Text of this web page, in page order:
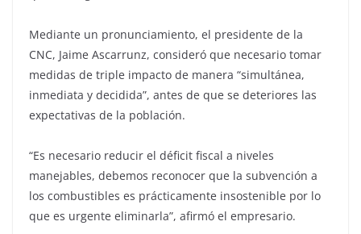
Mediante un pronunciamiento, el presidente de la
CNC, Jaime Ascarrunz, consideró que necesario tomar
medidas de triple impacto de manera “simultánea,
inmediata y decidida”, antes de que se deteriores las
expectativas de la población.
“Es necesario reducir el déficit fiscal a niveles
manejables, debemos reconocer que la subvención a
los combustibles es prácticamente insostenible por lo
que es urgente eliminarla”, afirmó el empresario.